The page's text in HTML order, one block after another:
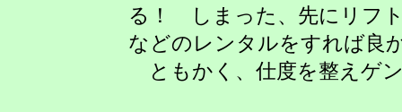
る！ しまった、先にリフ
などのレンタルをすれば良
ともかく、仕度を整えゲ